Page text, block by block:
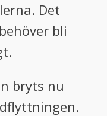
Det
bli
bryts nu